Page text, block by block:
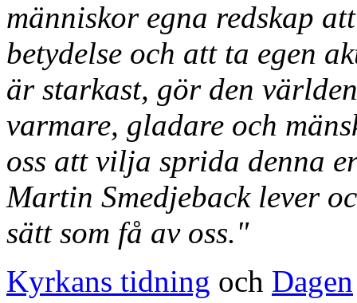
människor egna redskap
betydelse och att ta egen
är starkast, gör den
varmare, gladare och
oss att vilja sprida denna
Martin Smedjeback lever
sätt som få av oss."
Kyrkans tidning och Dagen